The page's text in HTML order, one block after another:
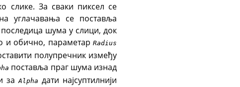
слике. За сваки пиксел се
углачавања се поставља
последица шума у слици, док
и обично, параметар Radius
полупречник између
поставља праг шума изнад
заAlpha дати најсуптилнији